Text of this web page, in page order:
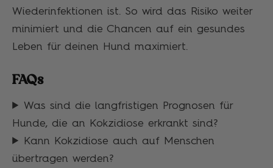
Wiederinfektionen ist. So wird das Risiko weiter
minimiert und die Chancen auf ein gesundes
Leben für deinen Hund maximiert.
FAQs
Was sind die langfristigen Prognosen für
Hunde, die an Kokzidiose erkrankt sind?
Kann Kokzidiose auch auf Menschen
übertragen werden?